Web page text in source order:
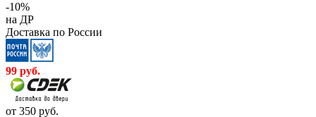
-10%
на ДР
Доставка по России
99 руб.
от 350 руб.